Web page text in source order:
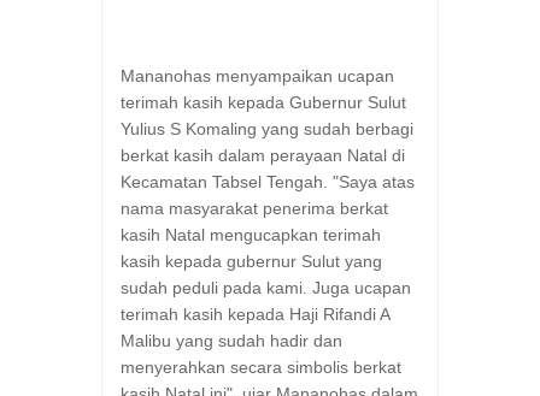
Mananohas menyampaikan ucapan
terimah kasih kepada Gubernur Sulut
Yulius S Komaling yang sudah berbagi
berkat kasih dalam perayaan Natal di
Kecamatan Tabsel Tengah. "Saya atas
nama masyarakat penerima berkat
kasih Natal mengucapkan terimah
kasih kepada gubernur Sulut yang
sudah peduli pada kami. Juga ucapan
terimah kasih kepada Haji Rifandi A
Malibu yang sudah hadir dan
menyerahkan secara simbolis berkat